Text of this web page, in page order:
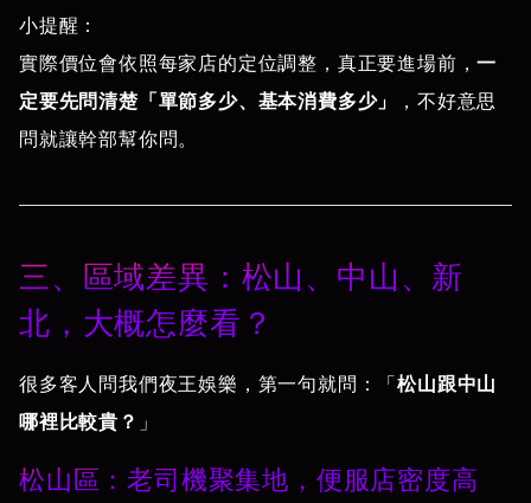
小提醒：
實際價位會依照每家店的定位調整，真正要進場前，一
定要先問清楚「單節多少、基本消費多少」
，不好意思
問就讓幹部幫你問。
三、區域差異：松山、中山、新
北，大概怎麼看？
很多客人問我們夜王娛樂，第一句就問：「松山跟中山
哪裡比較貴？ 」
松山區：老司機聚集地，便服店密度高